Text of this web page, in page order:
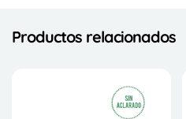
Productos relacionados